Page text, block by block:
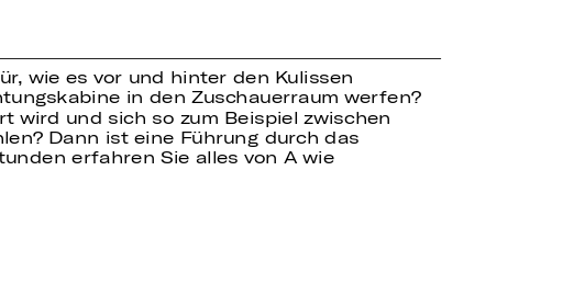
wie es vor und hinter den Kulissen
in den Zuschauerraum werfen?
wird und sich so zum Beispiel zwischen
Dann ist eine Führung durch das
erfahren Sie alles von A wie